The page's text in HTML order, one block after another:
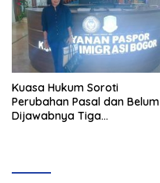
Kuasa Hukum Soroti
Perubahan Pasal dan Belum
Dijawabnya Tiga